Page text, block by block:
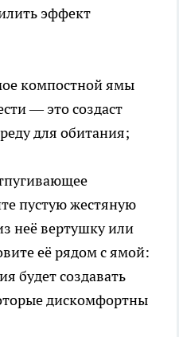
эффект
компостной ямы
— это создаст
для обитания;
пустую жестяную
неё вертушку или
её рядом с ямой:
будет создавать
дискомфортны